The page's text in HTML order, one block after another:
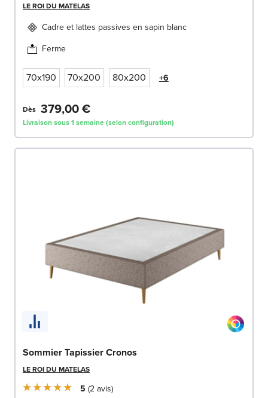
LE ROI DU MATELAS
Cadre et lattes passives en sapin blanc
Ferme
70x190 70x200 80x200 +6
Dès 379,00 €
Livraison sous 1 semaine (selon configuration)
Sommier Tapissier Cronos
LE ROI DU MATELAS
5 2avis